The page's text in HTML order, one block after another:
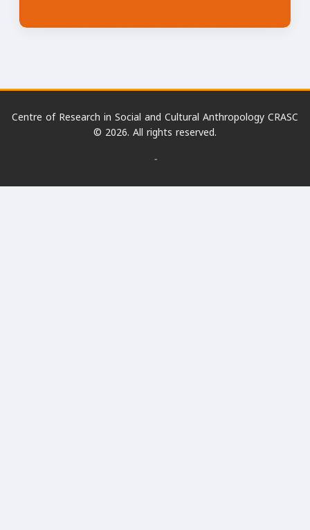
Centre of Research in Social and Cultural Anthropology CRASC
© 2026. All rights reserved.
-